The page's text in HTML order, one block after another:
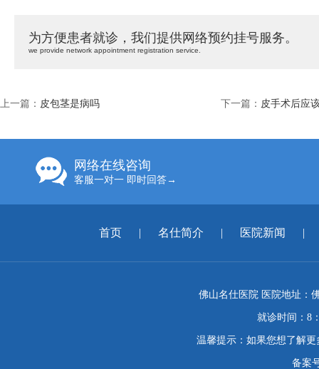
为方便患者就诊，我们提供网络预约挂号服务。
we provide network appointment registration service.
上一篇： 皮包茎是病吗 下一篇： 皮手术后应
网络在线咨询
客服一对一 即时回答→
首页 | 名仕简介 | 医院新闻 |
佛山名仕医院 医院地址：
就诊时间：8
温馨提示：如果您想了解
备案